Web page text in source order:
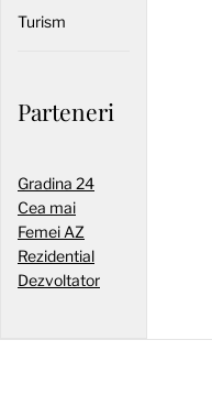
Turism
Parteneri
Gradina 24
Cea mai
Femei AZ
Rezidential
Dezvoltator